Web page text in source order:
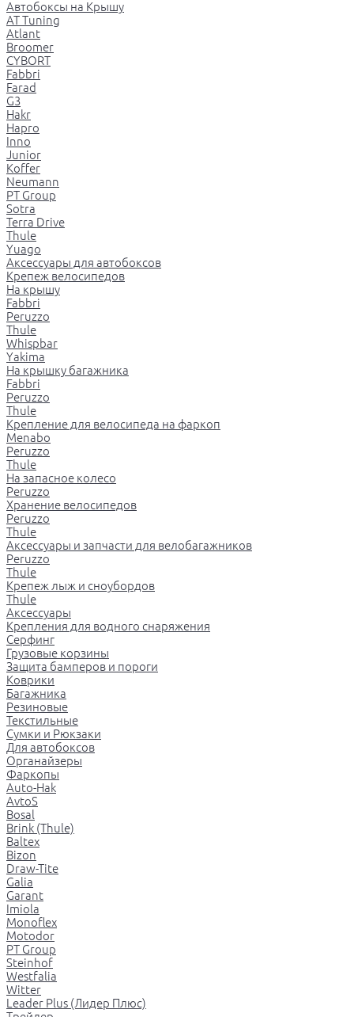
Автобоксы на Крышу
AT Tuning
Atlant
Broomer
CYBORT
Fabbri
Farad
G3
Hakr
Hapro
Inno
Junior
Koffer
Neumann
PT Group
Sotra
Terra Drive
Thule
Yuago
Аксессуары для автобоксов
Крепеж велосипедов
На крышу
Fabbri
Peruzzo
Thule
Whispbar
Yakima
На крышку багажника
Fabbri
Peruzzo
Thule
Крепление для велосипеда на фаркоп
Menabo
Peruzzo
Thule
На запасное колесо
Peruzzo
Хранение велосипедов
Peruzzo
Thule
Аксессуары и запчасти для велобагажников
Peruzzo
Thule
Крепеж лыж и сноубордов
Thule
Аксессуары
Крепления для водного снаряжения
Серфинг
Грузовые корзины
Защита бамперов и пороги
Коврики
Багажника
Резиновые
Текстильные
Сумки и Рюкзаки
Для автобоксов
Органайзеры
Фаркопы
Auto-Hak
AvtoS
Bosal
Brink (Thule)
Baltex
Bizon
Draw-Tite
Galia
Garant
Imiola
Monoflex
Motodor
PT Group
Steinhof
Westfalia
Witter
Leader Plus (Лидер Плюс)